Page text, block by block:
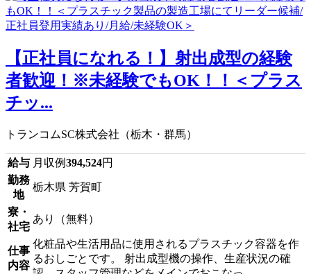
【正社員になれる！】射出成型の経験
者歓迎！※未経験でもOK！！＜プラス
チッ...
トランコムSC株式会社（栃木・群馬）
給与 月収例394,524円
勤務
地
栃木県 芳賀町
寮・
社宅
あり（無料）
仕事
内容
化粧品や生活用品に使用されるプラスチック容器を作
るおしごとです。 射出成型機の操作、生産状況の確